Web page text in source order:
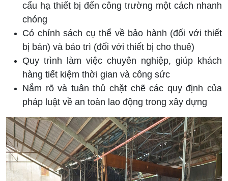
cẩu hạ thiết bị đến công trường một cách nhanh
chóng
Có chính sách cụ thể về bảo hành (đối với thiết
bị bán) và bảo trì (đối với thiết bị cho thuê)
Quy trình làm việc chuyên nghiệp, giúp khách
hàng tiết kiệm thời gian và công sức
Nắm rõ và tuân thủ chặt chẽ các quy định của
pháp luật về an toàn lao động trong xây dựng